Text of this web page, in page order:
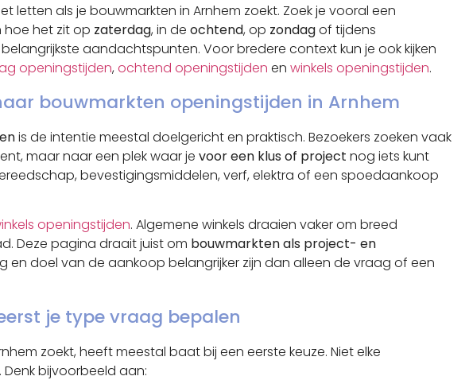
letten als je bouwmarkten in Arnhem zoekt. Zoek je vooral een
hoe het zit op zaterdag, in de ochtend, op zondagof tijdens
aandachtspunten. Voor bredere context kun je ook kijken
openingstijden, ochtend openingstijden en winkels openingstijden.
bouwmarkten openingstijden in Arnhem
is de intentie meestal doelgericht en praktisch. Bezoekers zoeken vaak
maar naar een plek waar je voor een klus of project nog iets kunt
bevestigingsmiddelen, verf, elektra of een spoedaankoop
openingstijden. Algemene winkels draaien vaker om breed
Deze pagina draait juist om bouwmarkten als project- en
en doel van de aankoop belangrijker zijn dan alleen de vraag of een
je type vraag bepalen
zoekt, heeft meestal baat bij een eerste keuze. Niet elke
bijvoorbeeld aan: